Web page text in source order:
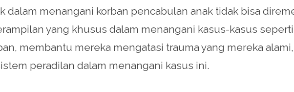
dalam menangani korban pencabulan anak tidak bisa
yang khusus dalam menangani kasus-kasus
membantu mereka mengatasi trauma yang mereka
peradilan dalam menangani kasus ini.